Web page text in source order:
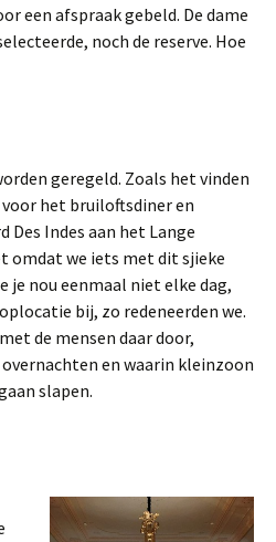
een afspraak gebeld. De dame
noch de reserve. Hoe
geregeld. Zoals het vinden
het bruiloftsdiner en
Des Indes aan het Lange
omdat we iets met dit sjieke
je nou eenmaal niet elke dag,
bij, zo redeneerden we.
de mensen daar door,
en waarin kleinzoon
slapen.